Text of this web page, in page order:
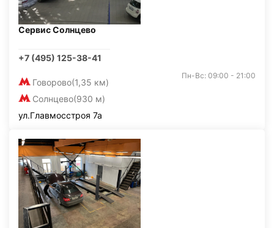
Сервис Солнцево
+7 (495) 125-38-41
Говорово(1,35 км)
Солнцево(930 м)
Пн-Вс: 09:00 - 21:00
ул.Главмосстроя 7а